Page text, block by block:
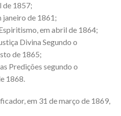
de 1857;
janeiro de 1861;
em abril de 1864;
Divina Segundo o
de 1865;
Predições segundo o
1868.
em 31 de março de 1869,